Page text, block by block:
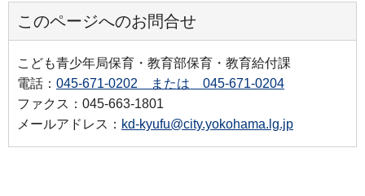
このページへのお問合せ
こども青少年局保育・教育部保育・教育給付課
電話： 045-671-0202 または 045-671-0204
ファクス：045-663-1801
メールアドレス： kd-kyufu@city.yokohama.lg.jp